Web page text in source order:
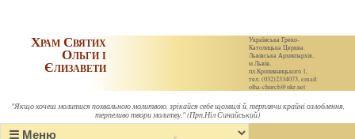
Українська Греко-
Католицька Церква.
Львівська Архиєпархія,
м.Львів,
пл.Кропивницького 1,
тел. (032)2334073, email:
olha-church@ukr.net
Храм Святих
Ольги і
Єлизавети
"Якщо хочеш молитися похвальною молитвою, зрікайся себе щохвилі й, терплячи крайні озлоблення,
терпеливо твори молитву." (Прп.Ніл Синайський)